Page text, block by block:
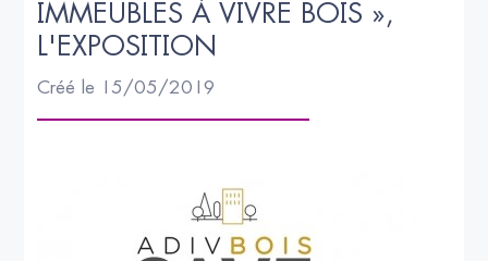
IMMEUBLES À VIVRE BOIS »,
L'EXPOSITION
Créé le 15/05/2019